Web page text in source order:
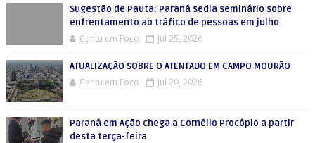
Sugestão de Pauta: Paraná sedia seminário sobre
enfrentamento ao tráfico de pessoas em julho
Cantu em Foco Jul 25, 2026
ATUALIZAÇÃO SOBRE O ATENTADO EM CAMPO MOURÃO
Cantu em Foco Jul 20, 2026
Paraná em Ação chega a Cornélio Procópio a partir
desta terça-feira